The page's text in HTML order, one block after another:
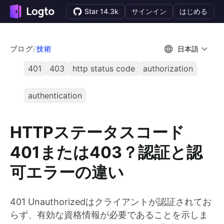
Star 14.3k サインイン はじめる
ブログ/技術 日本語
401 403 http status code authorization
authentication
HTTPステータスコード
401または403？認証と認
可エラーの違い
401 Unauthorizedはクライアントが認証されてお
らず、有効な資格情報が必要であることを示しま